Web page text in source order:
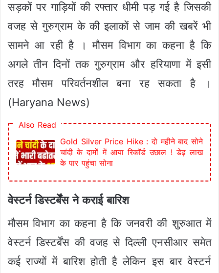
सड़कों पर गाड़ियों की रफ्तार धीमी पड़ गई है जिसकी
वजह से गुरुग्राम के की इलाकों से जाम की खबरें भी
सामने आ रही है । मौसम विभाग का कहना है कि
अगले तीन दिनों तक गुरुग्राम और हरियाणा में इसी
तरह मौसम परिवर्तनशील बना रह सकता है ।
(Haryana News)
Also Read
Gold Silver Price Hike : दो महीने बाद सोने
चांदी के दामों में आया रिकॉर्ड उछाल ! डेढ़ लाख
के पार पहुंचा सोना
वेस्टर्न डिस्टर्बेंस ने कराई बारिश
मौसम विभाग का कहना है कि जनवरी की शुरुआत में
वेस्टर्न डिस्टर्बेंस की वजह से दिल्ली एनसीआर समेत
कई राज्यों में बारिश होती है लेकिन इस बार वेस्टर्न